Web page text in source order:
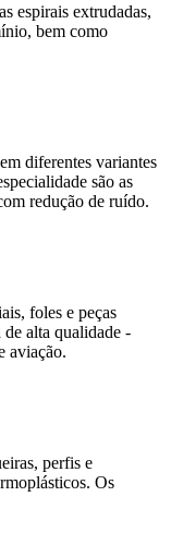
espirais extrudadas,
bem como
diferentes variantes
são as
redução de ruído.
foles e peças
de alta qualidade -
aviação.
perfis e
Os